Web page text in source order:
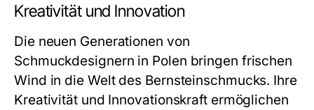
Kreativität und Innovation
Die neuen Generationen von
Schmuckdesignern in Polen bringen frischen
Wind in die Welt des Bernsteinschmucks. Ihre
Kreativität und Innovationskraft ermöglichen